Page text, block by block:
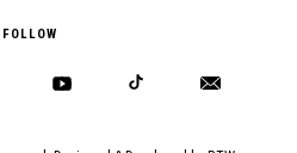
FOLLOW